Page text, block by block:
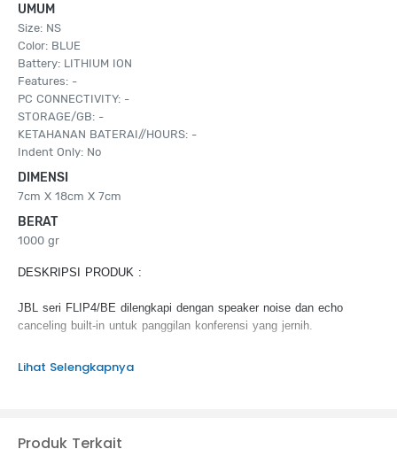
UMUM
Size: NS
Color: BLUE
Battery: LITHIUM ION
Features: -
PC CONNECTIVITY: -
STORAGE/GB: -
KETAHANAN BATERAI//HOURS: -
Indent Only: No
DIMENSI
7cm X 18cm X 7cm
BERAT
1000 gr
DESKRIPSI PRODUK :
JBL seri FLIP4/BE dilengkapi dengan speaker noise dan echo
canceling built-in untuk panggilan konferensi yang jernih.
KEUNGGULAN PRODUK :
IPX7 tahan air
Lihat Selengkapnya
Produk Terkait